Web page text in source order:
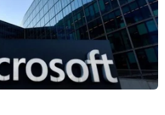
tiến trình